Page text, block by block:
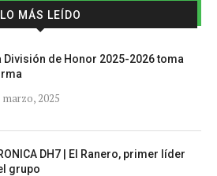
LO MÁS LEÍDO
División de Honor 2025-2026 toma
marzo, 2025
DH7 | El Ranero, primer líder
grupo